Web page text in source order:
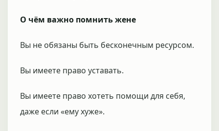
О чём важно помнить жене
Вы не обязаны быть бесконечным ресурсом.
Вы имеете право уставать.
Вы имеете право хотеть помощи для себя,
даже если «ему хуже».